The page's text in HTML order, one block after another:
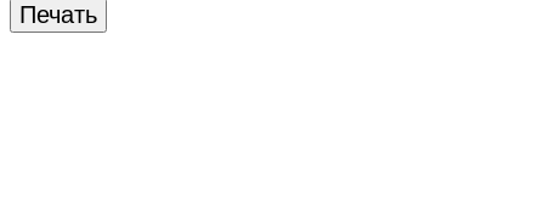
Печать